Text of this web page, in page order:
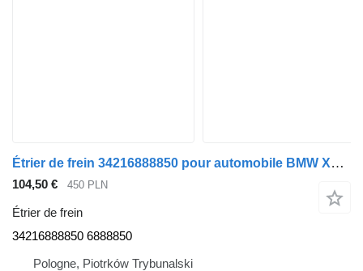
Étrier de frein 34216888850 pour automobile BMW X6 G06 X5 G05
104,50 € 450 PLN
Étrier de frein
34216888850 6888850
Pologne, Piotrków Trybunalski